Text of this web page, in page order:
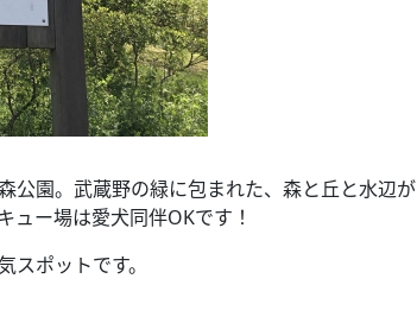
公園。武蔵野の緑に包まれた、森と丘と水辺が
ュー場は愛犬同伴OKです！
ポットです。